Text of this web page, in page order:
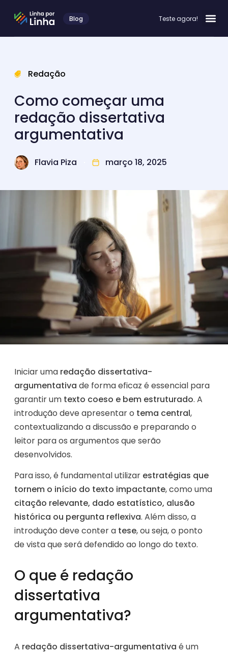
Blog Teste agora!
Redação
Como começar uma
redação dissertativa
argumentativa
Flavia Piza março 18, 2025
Iniciar uma redação dissertativa-
argumentativa de forma eficaz é essencial para
garantir um texto coeso e bem estruturado. A
introdução deve apresentar o tema central,
contextualizando a discussão e preparando o
leitor para os argumentos que serão
desenvolvidos.
Para isso, é fundamental utilizar estratégias que
tornem o início do texto impactante, como uma
citação relevante, dado estatístico, alusão
histórica ou pergunta reflexiva. Além disso, a
introdução deve conter a tese, ou seja, o ponto
de vista que será defendido ao longo do texto.
O que é redação
dissertativa
argumentativa?
A redação dissertativa-argumentativa é um